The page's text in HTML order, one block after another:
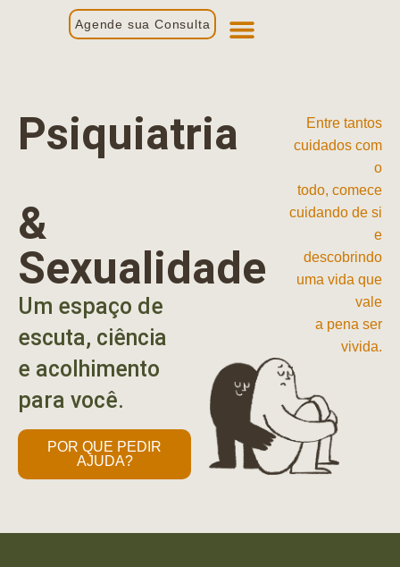
Agende sua Consulta
Psiquiatria
&
Sexualidade
Um espaço de
escuta, ciência
e acolhimento
para você.
POR QUE PEDIR
AJUDA?
Entre tantos
cuidados com
o
todo, comece
cuidando de si
e
descobrindo
uma vida que
vale
a pena ser
vivida.